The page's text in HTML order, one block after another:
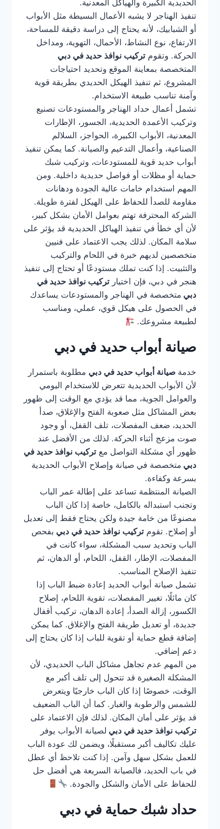
الحديدية الكبيرة والهياكل المعدنية.
تنفيذ الهناجر لا يشبه الأعمال البسيطة مثل الأبواب
أو الشبابيك، لأنه يحتاج إلى دراسة دقيقة للمساحة،
الارتفاع، نوع النشاط، الأحمال، التهوية، ومداخل
الحركة. وتقوم تركيب نوافذ حديد في دبي
المتخصصة بمعاينة الموقع وتحديد احتياجات
المشروع، ثم تنفيذ الهيكل الحديدي بطريقة قوية
وآمنة تناسب طبيعة الاستخدام.
تشمل أعمال حداد الهناجر والمستودعات تصنيع
وتركيب الأعمدة الحديدية، الجسور، الإطارات
المعدنية، الأبواب الكبيرة، الحواجز، السلالم
الصناعية، وأعمال التدعيم والصيانة. كما يمكن تنفيذ
أبواب حديد قوية للمستودعات، وتركيب شبك
حماية أو مظلات أو فواصل حديدية داخلية. ومن
المهم استخدام خامات عالية الجودة ودهانات
مقاومة للصدأ للحفاظ على الهيكل لفترة طويلة.
الشركة المحترفة تهتم بعوامل الأمان بشكل كبير،
لأن أي خطأ في تنفيذ الهياكل الحديدية قد يؤثر على
سلامة المكان. لذلك يجب الاعتماد على فنيين
متخصصين لديهم خبرة في اللحام والتركيب
والتثبيت. إذا كنت تملك مستودعًا أو تحتاج إلى تنفيذ
هنجر في دبي، فإن اختيار تركيب نوافذ حديد في
دبي متخصصة في الهناجر والمستودعات يساعدك
في الحصول على هيكل قوي، عملي، ومناسب
لطبيعة مشروعك.
صيانة أبواب حديد في دبي
خدمة صيانة أبواب حديد في دبي مطلوبة باستمرار
لأن الأبواب الحديدية تتعرض للاستخدام اليومي
والعوامل الجوية، مما قد يؤدي مع الوقت إلى ظهور
بعض المشاكل مثل صعوبة الفتح والإغلاق، صدأ
الحديد، ضعف المفصلات، تلف القفل، أو وجود
صوت مزعج أثناء الحركة. لذلك من الأفضل عند
ظهور أي مشكلة التواصل مع تركيب نوافذ حديد في
دبي متخصصة في صيانة وإصلاح الأبواب الحديدية
بسرعة وكفاءة.
الصيانة المنتظمة تساعد على إطالة عمر الباب
وتجنب استبداله بالكامل، خاصة إذا كان الباب
مصنوعًا من خامة جيدة ولكن يحتاج فقط إلى تعديل
أو إصلاح. تقوم تركيب نوافذ حديد في دبي بفحص
الباب وتحديد سبب المشكلة، سواء كانت في
المفصلات، الإطار، القفل، اللحام، أو الدهان، ثم
تنفيذ الإصلاح المناسب.
تشمل صيانة أبواب الحديد إعادة ضبط الباب إذا
كان مائلًا، تغيير المفصلات، تقوية اللحام، إصلاح
الكسور، إزالة الصدأ، إعادة الدهان، تركيب أقفال
جديدة، أو تعديل طريقة الفتح والإغلاق. كما يمكن
إضافة قطع حماية أو تقوية للباب إذا كان يحتاج إلى
دعم إضافي.
من المهم عدم تجاهل مشاكل الباب الحديدي، لأن
المشكلة الصغيرة قد تتحول إلى تلف أكبر مع
الوقت، خصوصًا إذا كان الباب خارجيًا ويتعرض
للشمس والرطوبة والغبار. كما أن الباب الضعيف
قد يؤثر على أمان المكان. لذلك فإن الاعتماد على
تركيب نوافذ حديد في دبي لصيانة الأبواب يوفر
عليك تكاليف أكبر مستقبلًا، ويضمن لك عودة الباب
للعمل بشكل سهل وآمن. إذا كنت تلاحظ أي عطل
في باب الحديد، فالصيانة السريعة هي أفضل حل
للحفاظ على الأمان والشكل والجودة.
حداد شبك حماية في دبي